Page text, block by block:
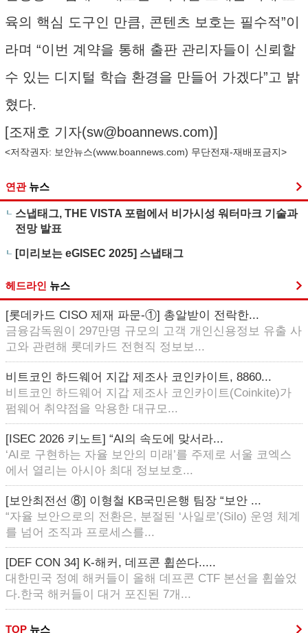
육의 핵심 도구인 만큼, 콘텐츠 보호는 필수적”이
라며 “이번 계약을 통해 출판 관리자들이 신뢰할
수 있는 디지털 학습 환경을 만들어 가겠다”고 밝
혔다.
[조재호 기자(sw@boannews.com)]
<저작권자: 보안뉴스(www.boannews.com) 무단전재-재배포금지>
연관 뉴스
스냅태그, THE VISTA 포럼에서 비가시성 워터마크 기술과
전망 발표
[미리보는 eGISEC 2025] 스냅태그
헤드라인 뉴스
[롯데카드 CISO 제재 파문-①] 총알받이 전락한...
금융감독원이 297만명 규모의 고객 개인신용정보 유출 사
고와 관련해 롯데카드 전현직 정보보...
비트코인 하드웨어 지갑 제조사 코인카이트, 8860...
비트코인 하드웨어 지갑 제조사 코인카이트(Coinkite)가
펌웨어 취약점을 악용한 대규모...
[ISEC 2026 키노트] “AI의 속도에 맞서라...
‘AI로 구현하는 자율 보안의 미래’를 주제로 서울 코엑스
에서 열리는 아시아 최대 정보보호...
[보안최전선 ⑧] 이형철 KB국민은행 팀장 “보안 ...
“자율 보안으로의 전환은, 분절된 ‘사일로’(Silo) 운영 체계
를 넘어 조직과 프로세스를...
[DEF CON 34] K-해커, 데프콘 휩쓴다.....
대한민국 정예 해커들이 올해 데프콘 CTF 본선을 휩쓸었
다.한국 해커들이 대거 포진된 7개...
TOP 뉴스